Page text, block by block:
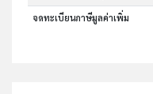
จดทะเบียนภาษีมูลค่าเพิ่ม